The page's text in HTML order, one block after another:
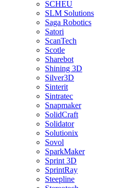
SCHEU
SLM Solutions
Saga Robotics
Satori
ScanTech
Scotle
Sharebot
Shining 3D
Silver3D
Sinterit
Sintratec
Snapmaker
SolidCraft
Solidator
Solutionix
Sovol
SparkMaker
Sprint 3D
SprintRay
Steepline